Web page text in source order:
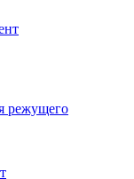
режущего